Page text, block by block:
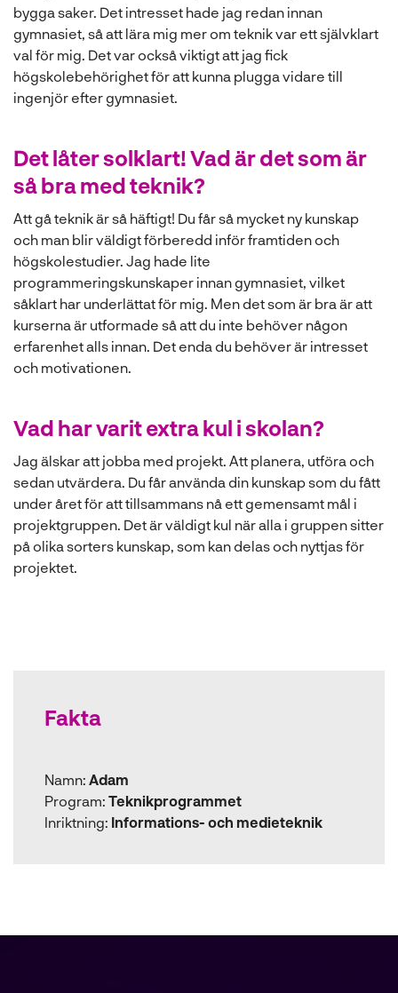
bygga saker. Det intresset hade jag redan innan
gymnasiet, så att lära mig mer om teknik var ett självklart
val för mig. Det var också viktigt att jag fick
högskolebehörighet för att kunna plugga vidare till
ingenjör efter gymnasiet.
Det låter solklart! Vad är det som är
så bra med teknik?
Att gå teknik är så häftigt! Du får så mycket ny kunskap
och man blir väldigt förberedd inför framtiden och
högskolestudier. Jag hade lite
programmeringskunskaper innan gymnasiet, vilket
såklart har underlättat för mig. Men det som är bra är att
kurserna är utformade så att du inte behöver någon
erfarenhet alls innan. Det enda du behöver är intresset
och motivationen.
Vad har varit extra kul i skolan?
Jag älskar att jobba med projekt. Att planera, utföra och
sedan utvärdera. Du får använda din kunskap som du fått
under året för att tillsammans nå ett gemensamt mål i
projektgruppen. Det är väldigt kul när alla i gruppen sitter
på olika sorters kunskap, som kan delas och nyttjas för
projektet.
Fakta
Namn: Adam
Program: Teknikprogrammet
Inriktning: Informations- och medieteknik